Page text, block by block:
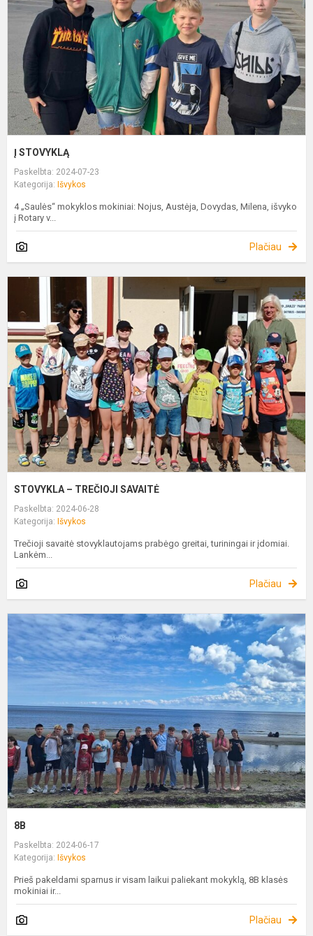
Į STOVYKLĄ
Paskelbta: 2024-07-23
Kategorija: Išvykos
4 „Saulės“ mokyklos mokiniai: Nojus, Austėja, Dovydas, Milena, išvyko
į Rotary v...
Plačiau
STOVYKLA – TREČIOJI SAVAITĖ
Paskelbta: 2024-06-28
Kategorija: Išvykos
Trečioji savaitė stovyklautojams prabėgo greitai, turiningai ir įdomiai.
Lankėm...
Plačiau
8B
Paskelbta: 2024-06-17
Kategorija: Išvykos
Prieš pakeldami sparnus ir visam laikui paliekant mokyklą, 8B klasės
mokiniai ir...
Plačiau